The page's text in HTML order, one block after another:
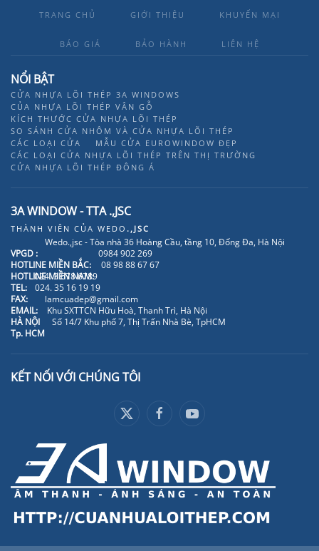
TRANG CHỦ GIỚI THIỆU KHUYẾN MẠI
BÁO GIÁ BẢO HÀNH LIÊN HỆ
NỔI BẬT
CỬA NHỰA LÕI THÉP 3A WINDOWS
CỦA NHỰA LÕI THÉP VÂN GỖ
KÍCH THƯỚC CỬA NHỰA LÕI THÉP
SO SÁNH CỬA NHÔM VÀ CỬA NHỰA LÕI THÉP
CÁC LOẠI CỬA
MẪU CỬA EUROWINDOW ĐẸP
CÁC LOẠI CỬA NHỰA LÕI THÉP TRÊN THỊ TRƯỜNG
CỬA NHỰA LÕI THÉP ĐÔNG Á
3A WINDOW - TTA .,JSC
THÀNH VIÊN CỦA WEDO .,JSC
VPGD :
Wedo.,jsc - Tòa nhà 36 Hoàng Cầu, tầng 10, Đống Đa, Hà Nội
HOTLINE MIỀN BẮC:
0984 902 269
HOTLINE MIỀN NAM:
08 98 88 67 67
TEL:
024. 3 678 6789
FAX:
024. 35 16 19 19
EMAIL:
lamcuadep@gmail.com
HÀ NỘI
Khu SXTTCN Hữu Hoà, Thanh Trì, Hà Nội
Tp. HCM
Số 14/7 Khu phố 7, Thị Trấn Nhà Bè, TpHCM
KẾT NỐI VỚI CHÚNG TÔI